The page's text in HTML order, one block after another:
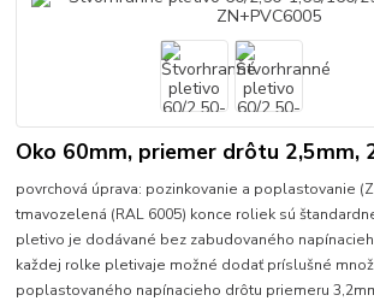
Oko 60mm, priemer drôtu 2,5mm,
povrchová úprava: pozinkovanie a poplastovanie
tmavozelená (RAL 6005) konce roliek sú
pletivo je dodávané bez zabudovaného
každej rolke pletivaje možné dodať príslušné
poplastovaného napínacieho drôtu priemeru